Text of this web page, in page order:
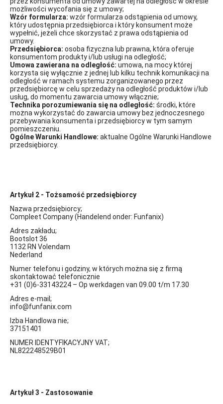
możliwości wycofania się z umowy;
Wzór formularza: wzór formularza odstąpienia od umowy,
który udostępnia przedsiębiorca i który konsument może
wypełnić, jeżeli chce skorzystać z prawa odstąpienia od
umowy.
Przedsiębiorca: osoba fizyczna lub prawna, która oferuje
konsumentom produkty i/lub usługi na odległość;
Umowa zawierana na odległość: umowa, na mocy której
korzysta się wyłącznie z jednej lub kilku technik komunikacji na
odległość w ramach systemu zorganizowanego przez
przedsiębiorcę w celu sprzedaży na odległość produktów i/lub
usług, do momentu zawarcia umowy włącznie;
Technika porozumiewania się na odległość: środki, które
można wykorzystać do zawarcia umowy bez jednoczesnego
przebywania konsumenta i przedsiębiorcy w tym samym
pomieszczeniu.
Ogólne Warunki Handlowe: aktualne Ogólne Warunki Handlowe
przedsiębiorcy.
Artykuł 2 - Tożsamość przedsiębiorcy
Nazwa przedsiębiorcy;
Compleet Company (Handelend onder: Funfanix)
Adres zakładu;
Bootslot 36
1132 RN Volendam
Nederland
Numer telefonu i godziny, w których można się z firmą
skontaktować telefonicznie
+31 (0)6-33143224 – Op werkdagen van 09.00 t/m 17.30
Adres e-mail;
info@funfanix.com
Izba Handlowa nie;
37151401
NUMER IDENTYFIKACYJNY VAT;
NL822248529B01
Artykuł 3 - Zastosowanie